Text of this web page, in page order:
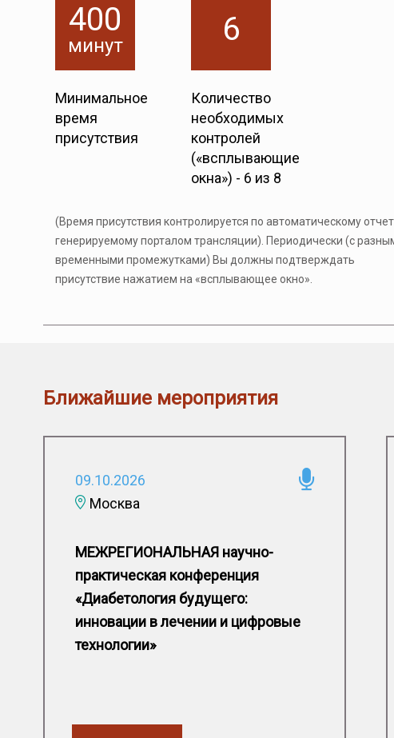
400
минут
Минимальное
время
присутствия
6
Количество
необходимых
контролей
(«всплывающие
окна») - 6 из 8
(Время присутствия контролируется по автоматическому
генерируемому порталом трансляции). Периодически (с
временными промежутками) Вы должны подтверждать
присутствие нажатием на «всплывающее окно».
Ближайшие мероприятия
09.10.2026
Москва
МЕЖРЕГИОНАЛЬНАЯ научно-
практическая конференция
«Диабетология будущего:
инновации в лечении и цифровые
технологии»